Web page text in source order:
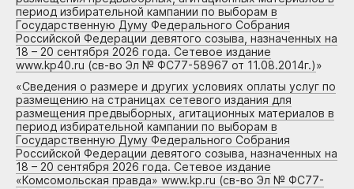
период избирательной кампании по выборам в
Государственную Думу Федерального Собрания
Российской Федерации девятого созыва, назначенных на
18 – 20 сентября 2026 года. Сетевое издание
www.kp40.ru (св-во Эл № ФС77-58967 от 11.08.2014г.)»
«Сведения о размере и других условиях оплаты услуг по
размещению на страницах сетевого издания для
размещения предвыборных, агитационных материалов в
период избирательной кампании по выборам в
Государственную Думу Федерального Собрания
Российской Федерации девятого созыва, назначенных на
18 – 20 сентября 2026 года. Сетевое издание
«Комсомольская правда» www.kp.ru (св-во Эл № ФС77-